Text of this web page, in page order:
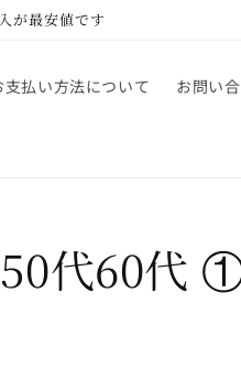
が最安値です
支払い方法について お問い
代60代